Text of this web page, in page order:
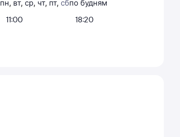
пн, вт, ср, чт, пт, сб
11:00
по будням
18:20